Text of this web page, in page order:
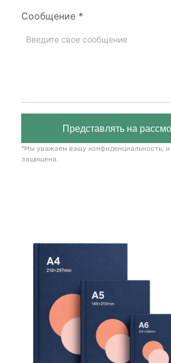
Сообщение *
Представлять на
*Мы уважаем вашу конфиденциальность,
защищена.